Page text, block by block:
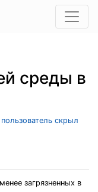
среды в
скрыл
загрязненных в